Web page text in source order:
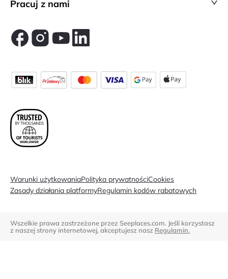
Pracuj z nami
Warunki użytkowaniaPolityka prywatnościCookies
Zasady działania platformyRegulamin kodów rabatowych
Wszelkie prawa zastrzeżone przez Seeplaces.com. Jeśli korzystasz
z naszej strony internetowej, akceptujesz nasz Regulamin.